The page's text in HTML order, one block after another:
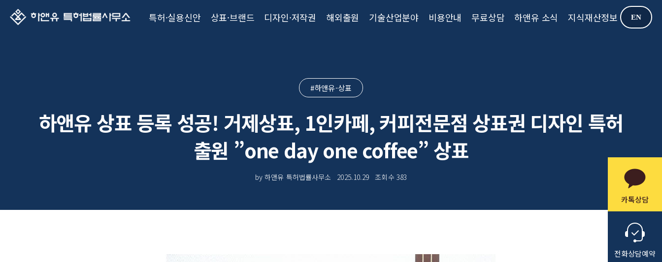
특허·실용신안 상표·브랜드 디자인·저작권 해외출원 기술산업분야 비용안내 무료상담 하앤유 소식 지식재산정보 EN
카톡상담
전화상담예약
#하앤유-상표
하앤유 상표 등록 성공! 거제상표, 1인카페, 커피전문점 상표권 디자인 특허
출원 ”one day one coffee” 상표
by 하앤유 특허법률사무소 2025.10.29 조회수 383